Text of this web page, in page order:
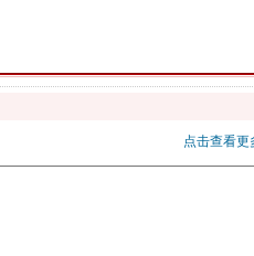
点击查看更